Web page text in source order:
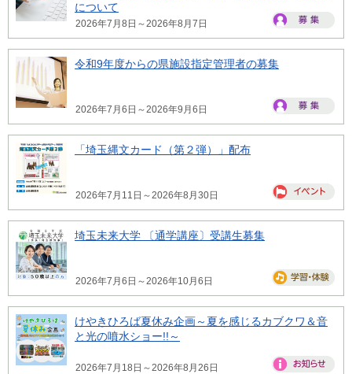
について
2026年7月8日～2026年8月7日
令和9年度からの県施設指定管理者の募集
2026年7月6日～2026年9月6日
「埼玉縄文カード（第２弾）」配布
2026年7月11日～2026年8月30日
埼玉未来大学 〔通学講座〕受講生募集
2026年7月6日～2026年10月6日
けやきひろば夏休み企画～夏を感じるカブクワ＆音
と光の噴水ショー!!～
2026年7月18日～2026年8月26日